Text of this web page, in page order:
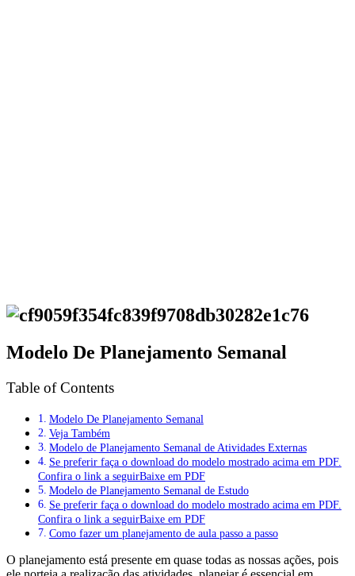
Modelo De Planejamento Semanal
Table of Contents
Modelo De Planejamento Semanal
Veja Também
Modelo de Planejamento Semanal de Atividades Externas
Se preferir faça o download do modelo mostrado acima em PDF.
Confira o link a seguirBaixe em PDF
Modelo de Planejamento Semanal de Estudo
Se preferir faça o download do modelo mostrado acima em PDF.
Confira o link a seguirBaixe em PDF
Como fazer um planejamento de aula passo a passo
O planejamento está presente em quase todas as nossas ações, pois